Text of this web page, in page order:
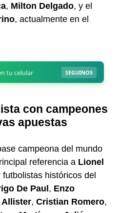
, Milton Delgado, y el
, actualmente en el
con campeones
apuestas
campeona del mundo
referencia a Lionel
históricos del
De Paul, Enzo
Allister, Cristian Romero,